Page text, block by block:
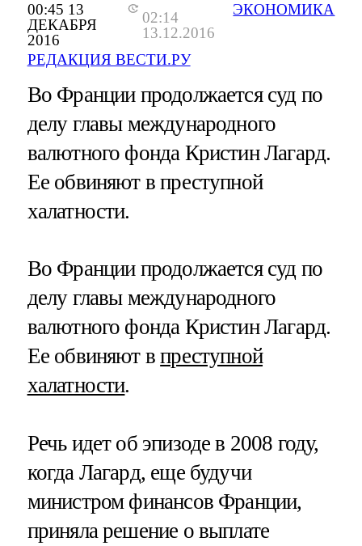
00:45 13
ДЕКАБРЯ
2016
02:14
13.12.2016
РЕДАКЦИЯ ВЕСТИ.РУ
ЭКОНОМИКА
Во Франции продолжается суд по
делу главы международного
валютного фонда Кристин Лагард.
Ее обвиняют в преступной
халатности.
Во Франции продолжается суд по
делу главы международного
валютного фонда Кристин Лагард.
Ее обвиняют впреступной
халатности.
Речь идет об эпизоде в 2008 году,
когда Лагард, еще будучи
министром финансов Франции,
приняла решение о выплате